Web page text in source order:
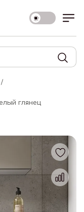
глянец